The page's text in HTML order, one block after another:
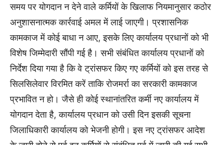
समय पर योगदान न देने वाले कर्मियों के खिलाफ नियमानुसार कठोर
अनुशासनात्मक कार्रवाई अमल में लाई जाएगी। प्रशासनिक
कामकाज में कोई बाधा न आए, इसके लिए कार्यालय प्रधानों को भी
विशेष जिम्मेदारी सौंपी गई है। सभी संबंधित कार्यालय प्रधानों को
निर्देश दिया गया है कि वे ट्रांसफर किए गए कर्मियों को इस तरह से
सिलसिलेवार विरमित करें ताकि रोजमर्रा का सरकारी कामकाज
प्रभावित न हो। जैसे ही कोई स्थानांतरित कर्मी नए कार्यालय में
योगदान देता है, कार्यालय प्रधान को उसी दिन इसकी सूचना
जिलाधिकारी कार्यालय को भेजनी होगी। इस नए ट्रांसफर आदेश